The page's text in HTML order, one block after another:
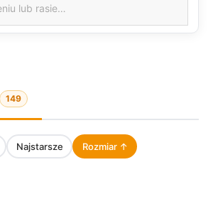
149
Najstarsze Rozmiar ↑